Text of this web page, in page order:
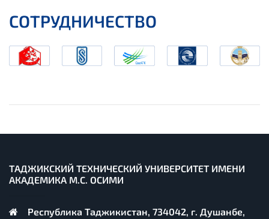
СОТРУДНИЧЕСТВО
ТАДЖИКСКИЙ ТЕХНИЧЕСКИЙ УНИВЕРСИТЕТ ИМЕНИ
АКАДЕМИКА М.С. ОСИМИ
Республика Таджикистан, 734042, г. Душанбе,